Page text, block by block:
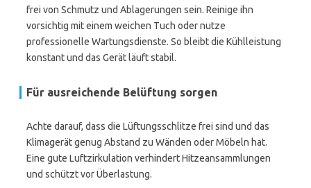
frei von Schmutz und Ablagerungen sein. Reinige ihn
vorsichtig mit einem weichen Tuch oder nutze
professionelle Wartungsdienste. So bleibt die Kühlleistung
konstant und das Gerät läuft stabil.
Für ausreichende Belüftung sorgen
Achte darauf, dass die Lüftungsschlitze frei sind und das
Klimagerät genug Abstand zu Wänden oder Möbeln hat.
Eine gute Luftzirkulation verhindert Hitzeansammlungen
und schützt vor Überlastung.